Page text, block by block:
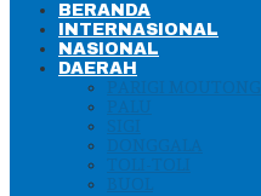
BERANDA
INTERNASIONAL
NASIONAL
DAERAH
PARIGI MOUTONG
PALU
SIGI
DONGGALA
TOLI-TOLI
BUOL